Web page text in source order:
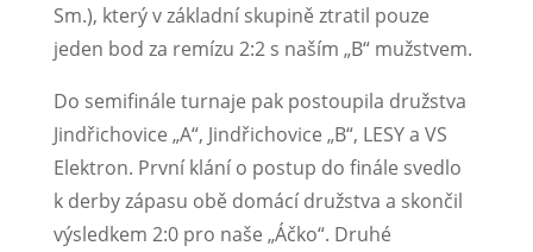
Sm.), který v základní skupině ztratil pouze
jeden bod za remízu 2:2 s naším „B“ mužstvem.
Do semifinále turnaje pak postoupila družstva
Jindřichovice „A“, Jindřichovice „B“, LESY a VS
Elektron. První klání o postup do finále svedlo
k derby zápasu obě domácí družstva a skončil
výsledkem 2:0 pro naše „Áčko“. Druhé